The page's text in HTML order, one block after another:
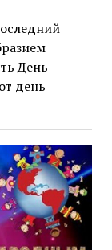
День
день